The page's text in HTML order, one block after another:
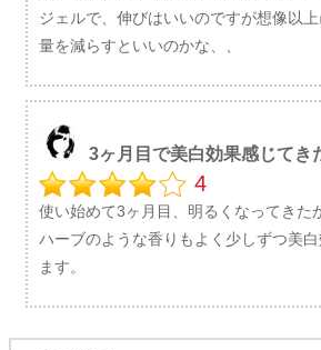
ジェルで、伸びはいいのですが想像以上
量を減らすといいのかな、、
3ヶ月目で美白効果感じてき
4
使い始めて3ヶ月目、明るくなってきた
ハーブのような香りもよく少しずつ美
ます。